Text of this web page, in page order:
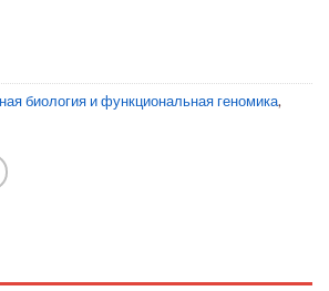
биология и функциональная геномика,